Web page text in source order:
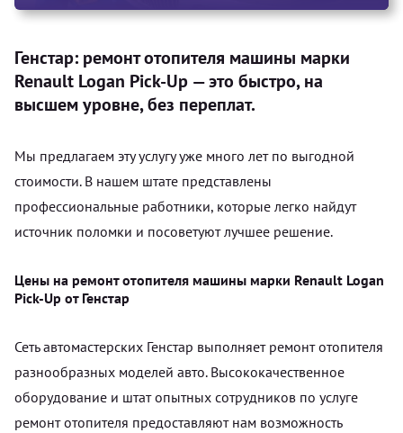
Генстар: ремонт отопителя машины марки
Renault Logan Pick-Up — это быстро, на
высшем уровне, без переплат.
Мы предлагаем эту услугу уже много лет по выгодной
стоимости. В нашем штате представлены
профессиональные работники, которые легко найдут
источник поломки и посоветуют лучшее решение.
Цены на ремонт отопителя машины марки Renault Logan
Pick-Up от Генстар
Сеть автомастерских Генстар выполняет ремонт отопителя
разнообразных моделей авто. Высококачественное
оборудование и штат опытных сотрудников по услуге
ремонт отопителя предоставляют нам возможность